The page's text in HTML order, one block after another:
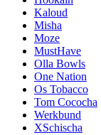
Kaloud
Misha
Moze
MustHave
Olla Bowls
One Nation
Os Tobacco
Tom Cococha
Werkbund
XSchischa